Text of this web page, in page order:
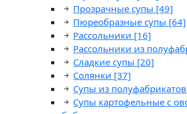
Прозрачные супы [49]
Пюреобразные супы [64]
Рассольники [16]
Рассольники из
Сладкие супы [20]
Солянки [37]
Супы из полуфабрикатов
Супы картофельные с